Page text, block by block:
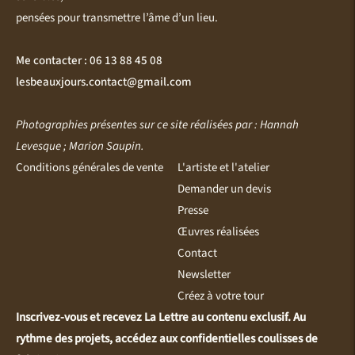
pensées pour transmettre l’âme d’un lieu.
Me contacter : 06 13 88 45 08
lesbeauxjours.contact@gmail.com
Photographies présentes sur ce site réalisées par : Hannah
Levesque ; Marion Saupin.
Conditions générales de vente
L'artiste et l'atelier
Demander un devis
Presse
Œuvres réalisées
Contact
Newsletter
Créez à votre tour
Inscrivez-vous et recevez La Lettre au contenu exclusif. Au
rythme des projets, accédez aux confidentielles coulisses de